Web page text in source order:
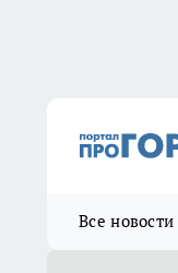
Все новости